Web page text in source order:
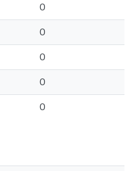
0
0
0
0
0